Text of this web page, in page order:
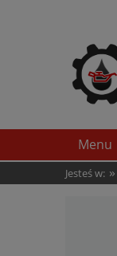
Menu
Jesteś w: »